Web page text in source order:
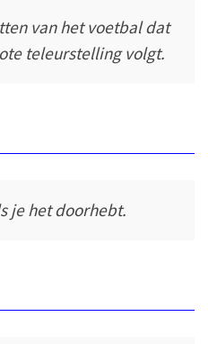
van het voetbal dat
teleurstelling volgt.
je het doorhebt.